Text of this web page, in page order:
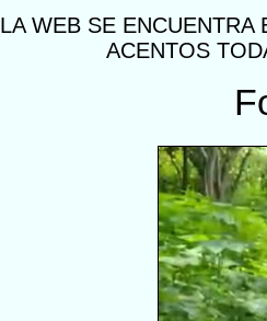
LA WEB SE
ACENTOS